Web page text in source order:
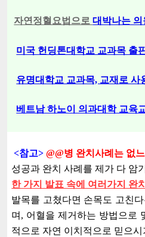
자연정혈요법으로대박나는
미국 헌딩톤대학교 교과목 출
유명대학교 교과목, 교재로 사
베트남 하노이 의과대학 교육
<참고>@@병 완치사례는 없
성공과 완치 사례를 제가 다 암
한 가지 발표 속에 여러가지 완
발목를 고쳤다면 손목도 고친
며, 어혈을 제거하는 방법으로
적으로 자연 이치적으로 믿으시